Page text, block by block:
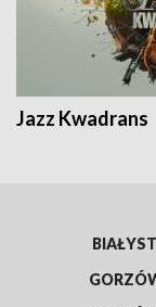
Jazz Kwadrans